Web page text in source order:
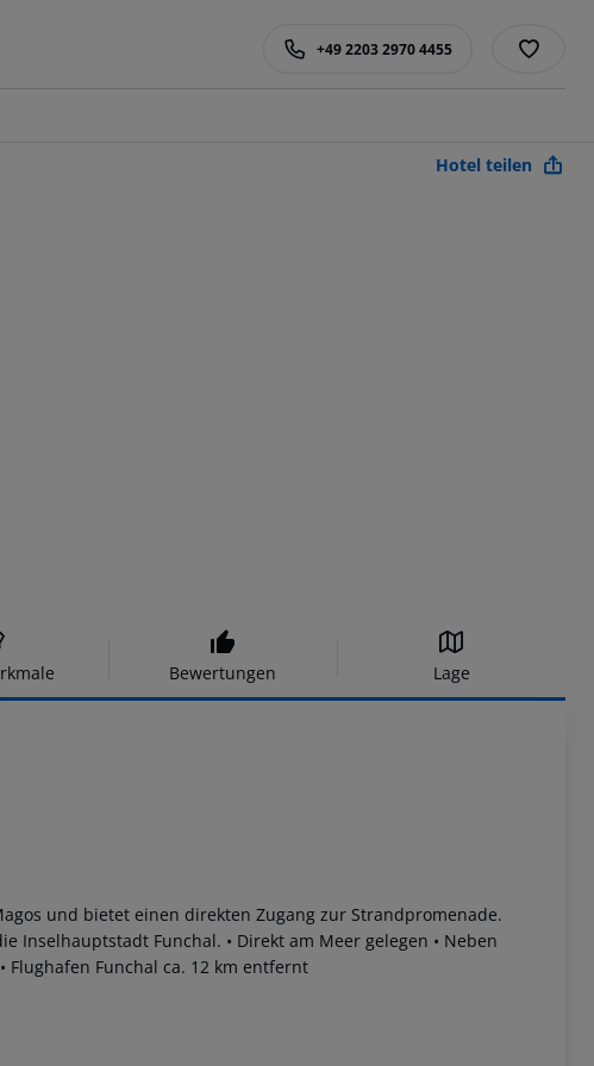
+49 2203 2970 4455
Hotel teilen
Bewertungen Lage
und bietet einen direkten Zugang zur Strandpromenade.
Inselhauptstadt Funchal. • Direkt am Meer gelegen • Neben
• Flughafen Funchal ca. 12 km entfernt